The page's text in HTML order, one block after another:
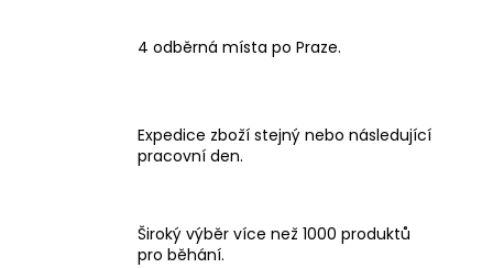
4 odběrná místa po Praze.
Expedice zboží stejný nebo následující
pracovní den.
Široký výběr více než 1000 produktů
pro běhání.